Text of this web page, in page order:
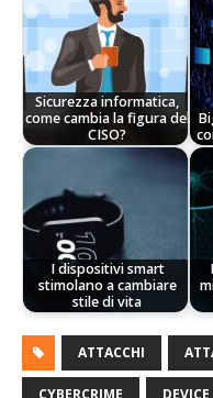
Sicurezza informatica,
come cambia la figura del
CISO?
I dispositivi smart
stimolano a cambiare
stile di vita
ATTACCHI
CYBERCRIME DEVICE